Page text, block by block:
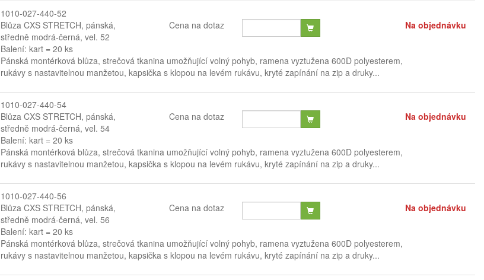
1010-027-440-52
Blůza CXS STRETCH, pánská,
středně modrá-černá, vel. 52
Balení: kart = 20 ks
Cena na dotaz Na objednávku
Pánská montérková blůza, strečová tkanina umožňující volný pohyb, ramena vyztužena 600D polyesterem,
rukávy s nastavitelnou manžetou, kapsička s klopou na levém rukávu, kryté zapínání na zip a druky...
1010-027-440-54
Blůza CXS STRETCH, pánská,
středně modrá-černá, vel. 54
Balení: kart = 20 ks
Cena na dotaz Na objednávku
Pánská montérková blůza, strečová tkanina umožňující volný pohyb, ramena vyztužena 600D polyesterem,
rukávy s nastavitelnou manžetou, kapsička s klopou na levém rukávu, kryté zapínání na zip a druky...
1010-027-440-56
Blůza CXS STRETCH, pánská,
středně modrá-černá, vel. 56
Balení: kart = 20 ks
Cena na dotaz Na objednávku
Pánská montérková blůza, strečová tkanina umožňující volný pohyb, ramena vyztužena 600D polyesterem,
rukávy s nastavitelnou manžetou, kapsička s klopou na levém rukávu, kryté zapínání na zip a druky...